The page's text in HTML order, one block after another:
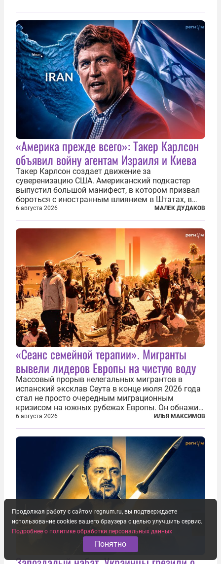
«Америка прежде всего»: Такер Карлсон
объявил войну агентам Израиля и Киева
Такер Карлсон создает движение за
суверенизацию США. Американский подкастер
выпустил большой манифест, в котором призвал
бороться с иностранным влиянием в Штатах, в
первую очередь имея в виду Израиль. А также
прекратить заморские войны, выплатить
репарации Ирану, остановить прием мигрантов...
6 августа 2026 МАЛЕК ДУДАКОВ
«Сеанс семейной терапии». Мигранты
вывели лидеров Европы на чистую воду
Массовый прорыв нелегальных мигрантов в
испанский эксклав Сеута в конце июля 2026 года
стал не просто очередным миграционным
кризисом на южных рубежах Европы. Он обнажил
фундаментальный раскол внутри Евросоюза,
продемонстрировав, что десятилетиями
выстраивавшаяся миграционная политика ЕС
6 августа 2026 ИЛЬЯ МАКСИМОВ
Продолжая работу с сайтом regnum.ru, вы подтверждаете
использование cookies вашего браузера с целью улучшить сервис.
Подробнее о политике обработки персональных данных
Понятно